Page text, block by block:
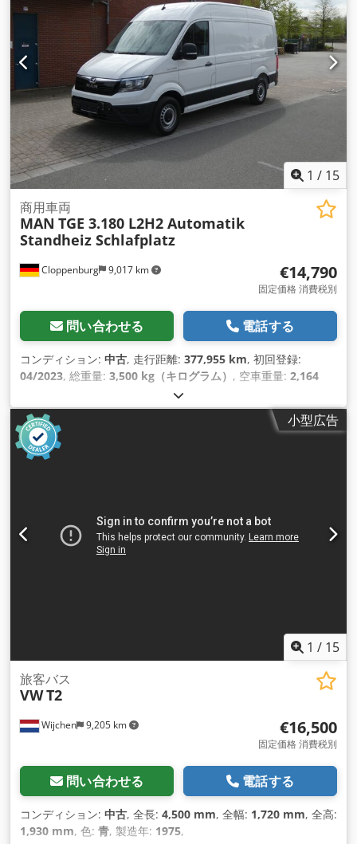
11mm
, 座席数:2, 運転席:デイキャブ, 運転質量:18,000
kg（キログラム）
, 装備:エアコン,
1 / 15
Cloppenburg 9,017 km
商用車両
MAN TGE 3.180 L2H2 Automatik
Standheiz Schlafplatz
€14,790
固定価格 消費税別
問い合わせる 電話する
コンディション: 中古, 走行距離: 377,955 km, 初回登録:
04/2023, 総重量: 3,500 kg（キログラム） , 空車重量: 2,164
, 変速方式:
ディーゼル, 燃料の種類:ディーゼル, 排出クラス:ユーロ6, 出
力:130 キロワット (176.75 馬力)
1,336 kg（キ
ログラム）
他, 座席数:
グヒーター, 引き戸, 車載コンピュータ, 電子安定制御プログラ
ム (ESP),
小型広告
1 / 15
Wijchen 9,205 km
旅客バス
VWT2
€16,500
固定価格 消費税別
問い合わせる 電話する
コンディション: 中古, 全長: 4,500 mm, 全幅: 1,720 mm, 全高:
1,930 mm, 色: 青, 製造年: 1975,